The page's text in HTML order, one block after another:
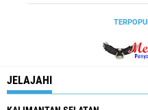
JELAJAHI